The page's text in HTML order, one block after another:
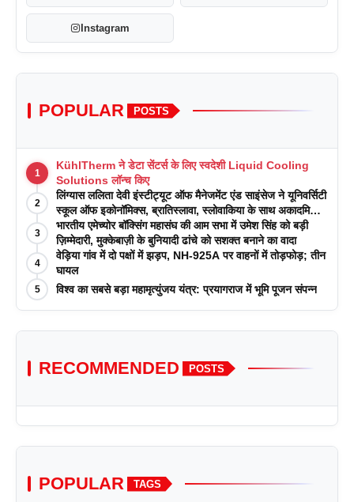
Instagram
POPULAR POSTS
1
KühlTherm ने डेटा सेंटर्स के लिए स्वदेशी Liquid Cooling
Solutions लॉन्च किए
2
लिंग्यास ललिता देवी इंस्टीट्यूट ऑफ मैनेजमेंट एंड साइंसेज ने यूनिवर्सिटी
स्कूल ऑफ इकोनॉमिक्स, ब्रातिस्लावा, स्लोवाकिया के साथ अकादमिक
पत्रिकाओं में प्रकाशन रणनीतियों पर एक दिवसीय कार्यशाला का
आयोजन किया
3
भारतीय एमेच्योर बॉक्सिंग महासंघ की आम सभा में उमेश सिंह को बड़ी
ज़िम्मेदारी, मुक्केबाज़ी के बुनियादी ढांचे को सशक्त बनाने का वादा
4
वेड़िया गांव में दो पक्षों में झड़प, NH-925A पर वाहनों में तोड़फोड़; तीन
घायल
5 विश्व का सबसे बड़ा महामृत्युंजय यंत्र: प्रयागराज में भूमि पूजन संपन्न
RECOMMENDED POSTS
POPULAR TAGS